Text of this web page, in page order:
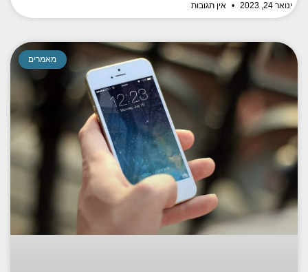
ינואר 24, 2023 אין תגובות
מאמרים